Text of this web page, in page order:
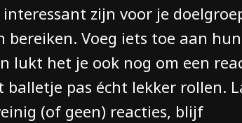
zijn voor je
bereiken. Voeg iets toe aan
lukt het je ook nog om een
balletje pas écht lekker rollen.
(of geen) reacties, blijf